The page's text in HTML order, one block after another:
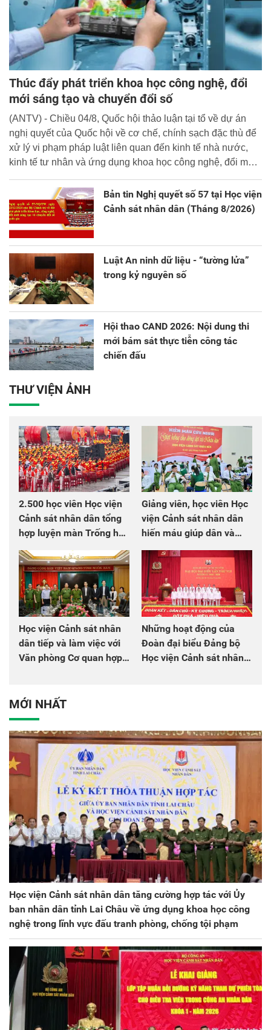
Thúc đẩy phát triển khoa học công nghệ, đổi
mới sáng tạo và chuyển đổi số
(ANTV) - Chiều 04/8, Quốc hội thảo luận tại tổ về dự án
nghị quyết của Quốc hội về cơ chế, chính sạch đặc thù để
xử lý vi phạm pháp luật liên quan đến kinh tế nhà nước,
kinh tế tư nhân và ứng dụng khoa học công nghệ, đổi mới
Bản tin Nghị quyết số 57 tại Học viện
Cảnh sát nhân dân (Tháng 8/2026)
Luật An ninh dữ liệu - “tường lửa”
trong kỷ nguyên số
Hội thao CAND 2026: Nội dung thi
mới bám sát thực tiễn công tác
chiến đấu
THƯ VIỆN ẢNH
2.500 học viên Học viện
Cảnh sát nhân dân tổng
hợp luyện màn Trống hội
chào mừng Đại hội Đảng
Giảng viên, học viên Học
viện Cảnh sát nhân dân
hiến máu giúp dân và
đồng đội
Học viện Cảnh sát nhân
dân tiếp và làm việc với
Văn phòng Cơ quan hợp
Những hoạt động của
Đoàn đại biểu Đảng bộ
Học viện Cảnh sát nhân
MỚI NHẤT
Học viện Cảnh sát nhân dân tăng cường hợp tác với Ủy
ban nhân dân tỉnh Lai Châu về ứng dụng khoa học công
nghệ trong lĩnh vực đấu tranh phòng, chống tội phạm